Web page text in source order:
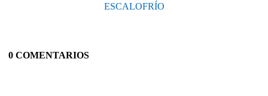
ESCALOFRÍO
0 COMENTARIOS